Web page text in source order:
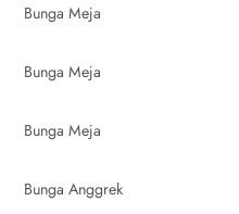
Bunga Meja
Bunga Meja
Bunga Meja
Bunga Anggrek